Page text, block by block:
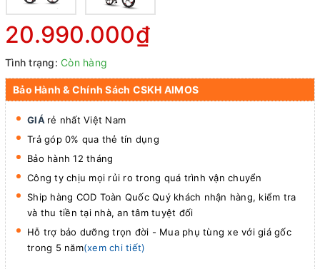
20.990.000₫
Tình trạng: Còn hàng
Bảo Hành & Chính Sách CSKH AIMOS
GIÁ rẻ nhất Việt Nam
Trả góp 0% qua thẻ tín dụng
Bảo hành 12 tháng
Công ty chịu mọi rủi ro trong quá trình vận chuyển
Ship hàng COD Toàn Quốc Quý khách nhận hàng, kiểm tra
và thu tiền tại nhà, an tâm tuyệt đối
Hỗ trợ bảo dưỡng trọn đời - Mua phụ tùng xe với giá gốc
trong 5 năm(xem chi tiết)